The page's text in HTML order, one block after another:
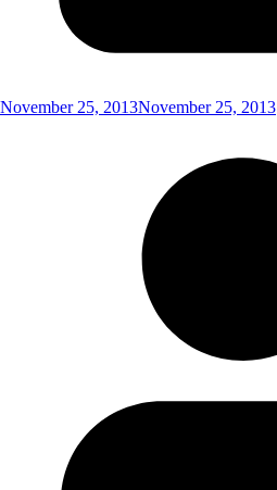
November 25, 2013November 25, 2013